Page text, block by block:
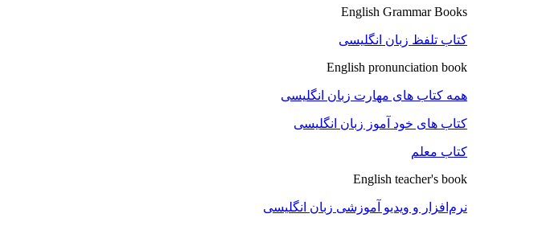
English Grammar Books
کتاب تلفظ زبان انگلیسی
English pronunciation book
همه کتاب های مهارت زبان انگلیسی
کتاب های خود آموز زبان انگلیسی
کتاب معلم
English teacher's book
نرم‌افزار و ویدیو آموزشی زبان انگلیسی